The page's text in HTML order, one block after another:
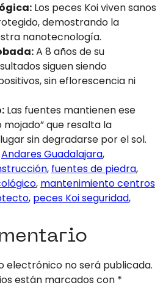
Los peces Koi viven sanos
demostrando la
nanotecnología.
A 8 años de su
siguen siendo
sin eflorescencia ni
Las fuentes mantienen ese
que resalta la
sin degradarse por el sol.
Andares Guadalajara,
, fuentes de piedra,
, mantenimiento centros
, peces Koi seguridad,
electrónico no será publicada.
están marcados con *